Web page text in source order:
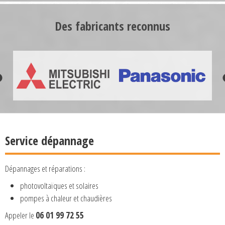
Des fabricants reconnus
Service dépannage
Dépannages et réparations :
photovoltaïques et solaires
pompes à chaleur et chaudières
Appeler le 06 01 99 72 55